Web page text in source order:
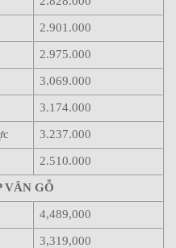
2.901.000
2.975.000
3.069.000
3.174.000
3.237.000
2.510.000
VÂN GỖ
4,489,000
3,319,000